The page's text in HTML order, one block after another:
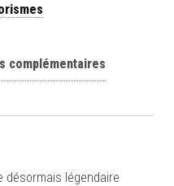
complémentaires
désormais légendaire